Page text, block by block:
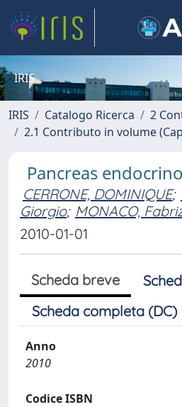
IRIS
IRIS Catalogo Ricerca
2
2.1 Contributo in volume
Pancreas endocrino
CERRONE, DOMINIQUE;
Giorgio; MONACO,
2010-01-01
Scheda breve
Scheda completa (DC)
Anno
2010
Codice ISBN